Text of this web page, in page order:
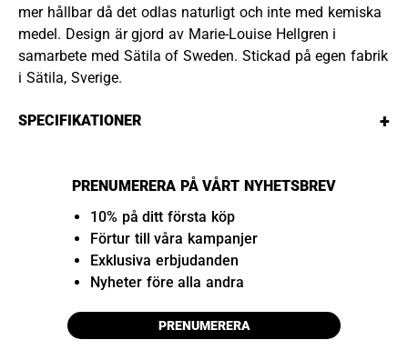
mer hållbar då det odlas naturligt och inte med kemiska
medel. Design är gjord av Marie-Louise Hellgren i
samarbete med Sätila of Sweden. Stickad på egen fabrik
i Sätila, Sverige.
SPECIFIKATIONER +
PRENUMERERA PÅ VÅRT NYHETSBREV
10% på ditt första köp
Förtur till våra kampanjer
Exklusiva erbjudanden
Nyheter före alla andra
PRENUMERERA